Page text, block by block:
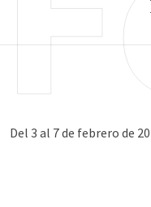
Del 3 al 7 de febrero de